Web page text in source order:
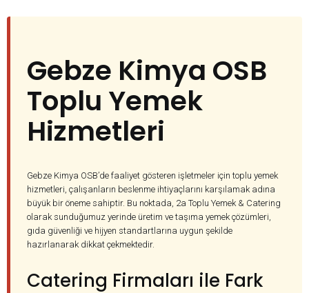
Gebze Kimya OSB
Toplu Yemek
Hizmetleri
Gebze Kimya OSB’de faaliyet gösteren işletmeler için toplu yemek
hizmetleri, çalışanların beslenme ihtiyaçlarını karşılamak adına
büyük bir öneme sahiptir. Bu noktada, 2a Toplu Yemek & Catering
olarak sunduğumuz yerinde üretim ve taşıma yemek çözümleri,
gıda güvenliği ve hijyen standartlarına uygun şekilde
hazırlanarak dikkat çekmektedir.
Catering Firmaları ile Fark